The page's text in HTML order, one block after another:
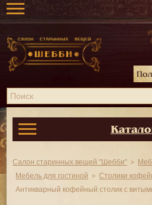
Салон старинных вещей "Шебби"
Мебель для гостиной
Столики
Антикварный кофейный столик с